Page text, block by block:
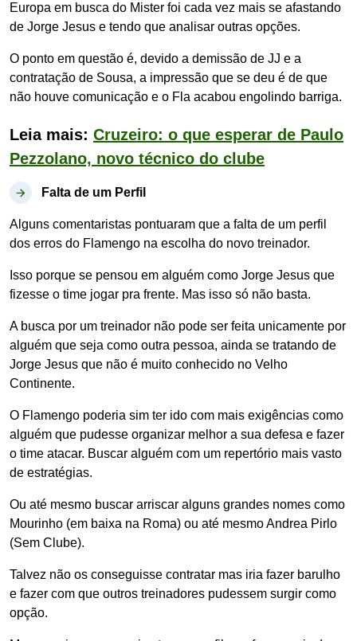
Europa em busca do Mister foi cada vez mais se afastando
de Jorge Jesus e tendo que analisar outras opções.
O ponto em questão é, devido a demissão de JJ e a
contratação de Sousa, a impressão que se deu é de que
não houve comunicação e o Fla acabou engolindo barriga.
Leia mais: Cruzeiro: o que esperar de Paulo
Pezzolano, novo técnico do clube
Falta de um Perfil
Alguns comentaristas pontuaram que a falta de um perfil
dos erros do Flamengo na escolha do novo treinador.
Isso porque se pensou em alguém como Jorge Jesus que
fizesse o time jogar pra frente. Mas isso só não basta.
A busca por um treinador não pode ser feita unicamente por
alguém que seja como outra pessoa, ainda se tratando de
Jorge Jesus que não é muito conhecido no Velho
Continente.
O Flamengo poderia sim ter ido com mais exigências como
alguém que pudesse organizar melhor a sua defesa e fazer
o time atacar. Buscar alguém com um repertório mais vasto
de estratégias.
Ou até mesmo buscar arriscar alguns grandes nomes como
Mourinho (em baixa na Roma) ou até mesmo Andrea Pirlo
(Sem Clube).
Talvez não os conseguisse contratar mas iria fazer barulho
e fazer com que outros treinadores pudessem surgir como
opção.